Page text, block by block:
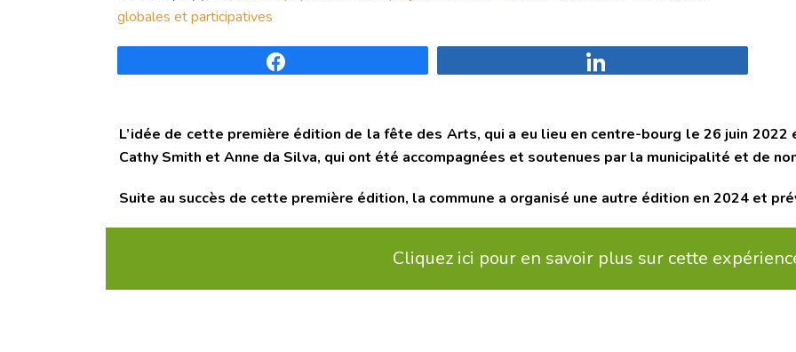
globales et participatives
L’idée de cette première édition de la fête des Arts, qui a eu lieu en centre-bourg le 26 juin
Cathy Smith et Anne da Silva, qui ont été accompagnées et soutenues par la municipalité et de
Suite au succès de cette première édition, la commune a organisé une autre édition en 2024 et
Cliquez ici pour en savoir plus sur cette